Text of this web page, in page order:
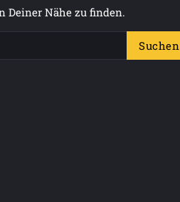
Deiner Nähe zu finden.
Suchen